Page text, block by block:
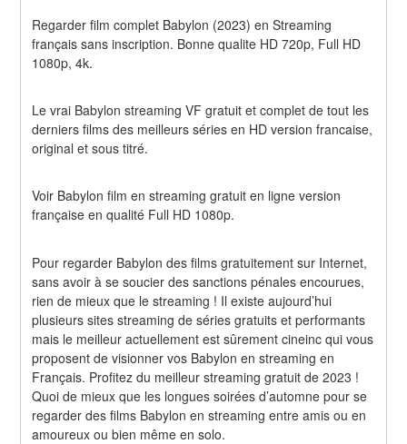
Regarder film complet Babylon (2023) en Streaming
français sans inscription. Bonne qualite HD 720p, Full HD
1080p, 4k.
Le vrai Babylon streaming VF gratuit et complet de tout les
derniers films des meilleurs séries en HD version francaise,
original et sous titré.
Voir Babylon film en streaming gratuit en ligne version
française en qualité Full HD 1080p.
Pour regarder Babylon des films gratuitement sur Internet,
sans avoir à se soucier des sanctions pénales encourues,
rien de mieux que le streaming ! Il existe aujourd’hui
plusieurs sites streaming de séries gratuits et performants
mais le meilleur actuellement est sûrement cineinc qui vous
proposent de visionner vos Babylon en streaming en
Français. Profitez du meilleur streaming gratuit de 2023 !
Quoi de mieux que les longues soirées d’automne pour se
regarder des films Babylon en streaming entre amis ou en
amoureux ou bien même en solo.